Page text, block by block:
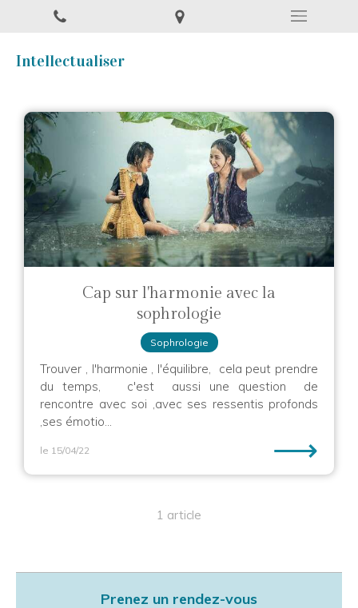
Intellectualiser
Cap sur l'harmonie avec la
sophrologie
Sophrologie
Trouver , l'harmonie , l'équilibre, cela peut prendre
du temps, c'est aussi une question de
rencontre avec soi ,avec ses ressentis profonds
,ses émotio...
le 15/04/22 ⟶
1 article
Prenez un rendez-vous